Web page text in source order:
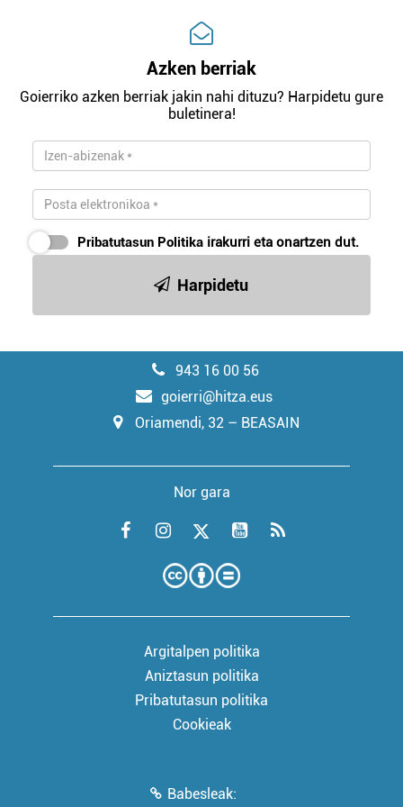
Azken berriak
Goierriko azken berriak jakin nahi dituzu? Harpidetu gure
buletinera!
Pribatutasun Politika irakurri eta onartzen dut.
Harpidetu
943 16 00 56
goierri@hitza.eus
Oriamendi, 32 – BEASAIN
Nor gara
Argitalpen politika
Aniztasun politika
Pribatutasun politika
Cookieak
Babesleak: